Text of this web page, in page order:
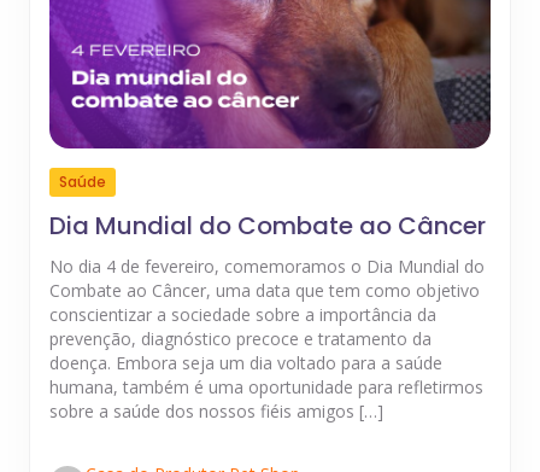
Saúde
Dia Mundial do Combate ao Câncer
No dia 4 de fevereiro, comemoramos o Dia Mundial do
Combate ao Câncer, uma data que tem como objetivo
conscientizar a sociedade sobre a importância da
prevenção, diagnóstico precoce e tratamento da
doença. Embora seja um dia voltado para a saúde
humana, também é uma oportunidade para refletirmos
sobre a saúde dos nossos fiéis amigos […]